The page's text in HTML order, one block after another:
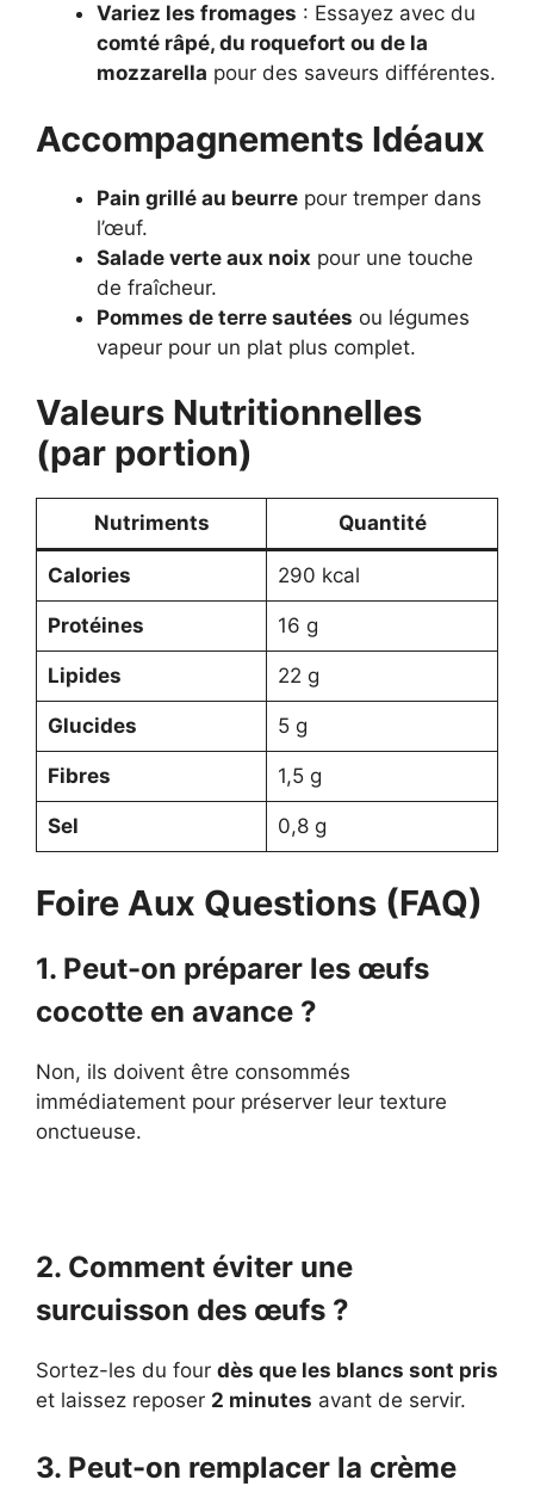
Variez les fromages : Essayez avec du
comté râpé, du roquefort ou de la
mozzarella pour des saveurs différentes.
Accompagnements Idéaux
Pain grillé au beurre pour tremper dans
l’œuf.
Salade verte aux noix pour une touche
de fraîcheur.
Pommes de terre sautées ou légumes
vapeur pour un plat plus complet.
Valeurs Nutritionnelles
(par portion)
Nutriments Quantité
Calories 290 kcal
Protéines 16 g
Lipides 22 g
Glucides 5 g
Fibres 1,5 g
Sel 0,8 g
Foire Aux Questions (FAQ)
1. Peut-on préparer les œufs
cocotte en avance ?
Non, ils doivent être consommés
immédiatement pour préserver leur texture
onctueuse.
2. Comment éviter une
surcuisson des œufs ?
Sortez-les du four dès que les blancs sont pris
et laissez reposer 2 minutes avant de servir.
3. Peut-on remplacer la crème